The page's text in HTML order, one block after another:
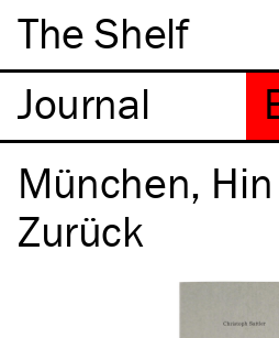
The Shelf
München,
Zurück